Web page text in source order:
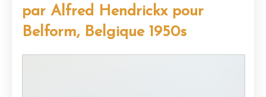
par Alfred Hendrickx pour
Belform, Belgique 1950s